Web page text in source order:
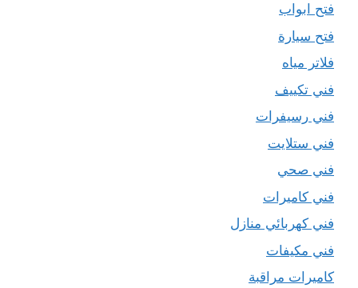
فتح ابواب
فتح سيارة
فلاتر مياه
فني تكييف
فني رسيفرات
فني ستلايت
فني صحي
فني كاميرات
فني كهربائي منازل
فني مكيفات
كاميرات مراقبة